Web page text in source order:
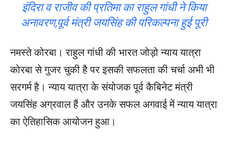
इंदिरा व राजीव की प्रतिमा का राहुल गांधी ने किया
अनावरण,पूर्व मंत्री जयसिंह की परिकल्पना हुई पूरी
नमस्ते कोरबा। राहुल गांधी की भारत जोड़ो न्याय यात्रा
कोरबा से गुजर चुकी है पर इसकी सफलता की चर्चा अभी भी
सरगर्म है। न्याय यात्रा के संयोजक पूर्व कैबिनेट मंत्री
जयसिंह अग्रवाल हैं और उनके सफल अगवाई में न्याय यात्रा
का ऐतिहासिक आयोजन हुआ।